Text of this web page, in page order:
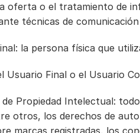
oferta o el tratamiento de
técnicas de
la persona física que
Usuario Final o el Usuario
de Propiedad Intelectual:
otros, los derechos de
marcas registradas, los